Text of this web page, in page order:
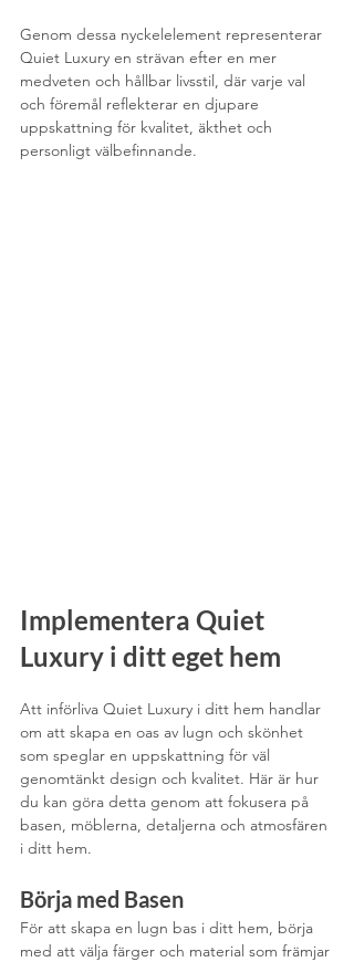
Genom dessa nyckelelement representerar
Quiet Luxury en strävan efter en mer
medveten och hållbar livsstil, där varje val
och föremål reflekterar en djupare
uppskattning för kvalitet, äkthet och
personligt välbefinnande.
Implementera Quiet
Luxury i ditt eget hem
Att införliva Quiet Luxury i ditt hem handlar
om att skapa en oas av lugn och skönhet
som speglar en uppskattning för väl
genomtänkt design och kvalitet. Här är hur
du kan göra detta genom att fokusera på
basen, möblerna, detaljerna och atmosfären
i ditt hem.
Börja med Basen
För att skapa en lugn bas i ditt hem, börja
med att välja färger och material som främjar